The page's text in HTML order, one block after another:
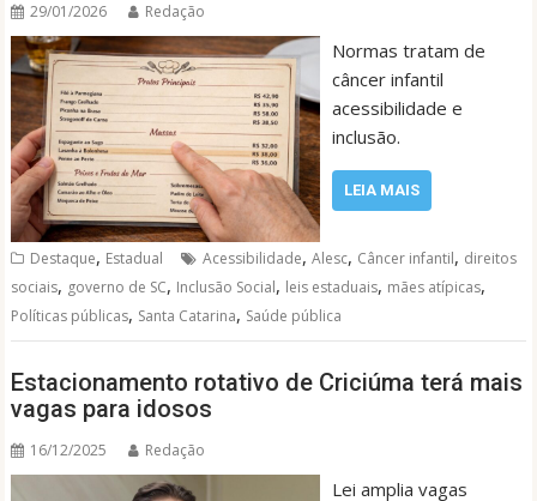
29/01/2026 Redação
Normas tratam de
câncer infantil
acessibilidade e
inclusão.
LEIA MAIS
Destaque, Estadual Acessibilidade,Alesc, Câncer infantil, direitos
sociais, governo de SC, Inclusão Social, leis estaduais, mães atípicas,
Políticas públicas, Santa Catarina, Saúde pública
Estacionamento rotativo de Criciúma terá mais
vagas para idosos
16/12/2025 Redação
Lei amplia vagas